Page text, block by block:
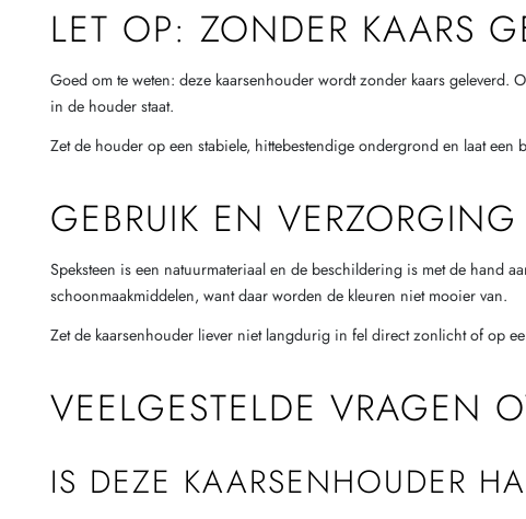
LET OP: ZONDER KAARS
Goed om te weten: deze kaarsenhouder wordt zonder kaars geleverd.
in de houder staat.
Zet de houder op een stabiele, hittebestendige ondergrond en laat
GEBRUIK EN VERZORGING
Speksteen is een natuurmateriaal en de beschildering is met de hand
schoonmaakmiddelen, want daar worden de kleuren niet mooier van.
Zet de kaarsenhouder liever niet langdurig in fel direct zonlicht of op
VEELGESTELDE VRAGEN
IS DEZE KAARSENHOUDER